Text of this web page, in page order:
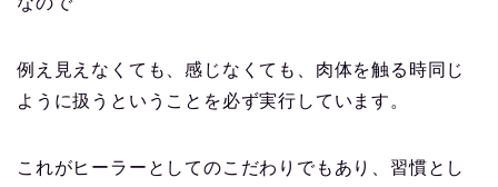
例え見えなくても、感じなくても、肉体を触る時同じ
ように扱うということを必ず実行しています。
これがヒーラーとしてのこだわりでもあり、習慣とし